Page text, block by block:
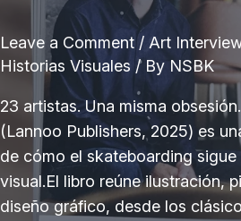
Leave a Comment / Art Interview
Historias Visuales / By NSBK
23 artistas. Una misma
(Lannoo Publishers, 2025) es
de cómo el skateboarding
visual.El libro reúne ilustración,
diseño gráfico, desde los